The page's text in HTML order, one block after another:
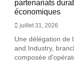
partenariats
économiques
juillet 31, 2026
Une délégation de
and Industry,
composée